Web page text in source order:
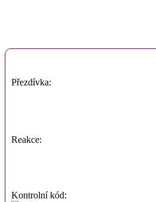
Přezdívka:
Reakce:
Kontrolní kód: